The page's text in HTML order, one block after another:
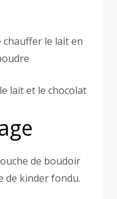
le lait en
lait et le chocolat
de boudoir
de kinder fondu.